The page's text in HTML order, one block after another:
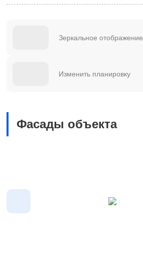
Зеркальное отображение
Изменить планировку
Фасады объекта